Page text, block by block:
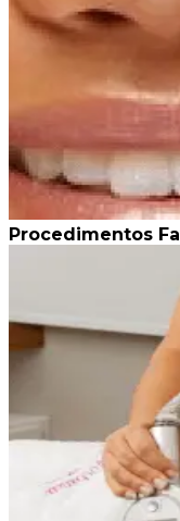
Procedimentos